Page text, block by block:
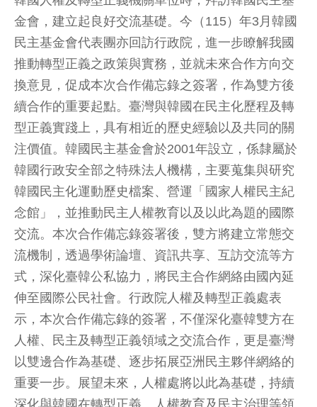
金會，建立起良好交流基礎。今（115）年3月韓國
民主基金會代表團亦回訪行政院，進一步瞭解我國
推動轉型正義之政策與實務，並就未來合作方向交
換意見，促成本次合作備忘錄之簽署，作為雙方後
續合作的重要起點。臺灣與韓國在民主化歷程及轉
型正義實踐上，具有相近的歷史經驗以及共同的關
注價值。韓國民主基金會於2001年設立，係隸屬於
韓國行政安全部之特殊法人機構，主要蒐集與研究
韓國民主化運動歷史檔案、營運「國家人權民主紀
念館」，並推動民主人權教育以及以此為題的國際
交流。本次合作備忘錄簽署後，雙方將建立常態交
流機制，透過學術論壇、資訊共享、互訪交流等方
式，深化臺韓公私協力，將民主合作網絡由國內延
伸至國際公民社會。行政院人權及轉型正義處表
示，本次合作備忘錄的簽署，不僅深化臺韓雙方在
人權、民主及轉型正義領域之交流合作，更是臺灣
以雙邊合作為基礎、逐步拓展亞洲民主夥伴網絡的
重要一步。展望未來，人權處將以此為基礎，持續
深化與韓國在轉型正義、人權教育及民主治理等領